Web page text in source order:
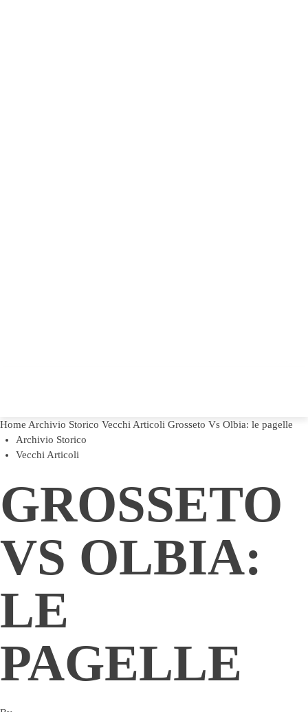
Home Archivio Storico Vecchi Articoli Grosseto Vs Olbia: le pagelle
Archivio Storico
Vecchi Articoli
GROSSETO
VS OLBIA:
LE
PAGELLE